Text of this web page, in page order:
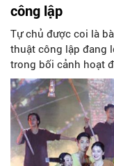
công lập
Tự chủ được coi là
thuật công lập đang
trong bối cảnh hoạt
băng do dịch Covid-